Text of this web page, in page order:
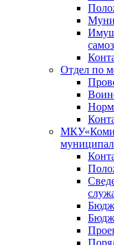
Отдел по